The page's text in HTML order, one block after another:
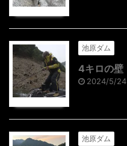
池原ダム
4キロの壁
2024/5/24
池原ダム